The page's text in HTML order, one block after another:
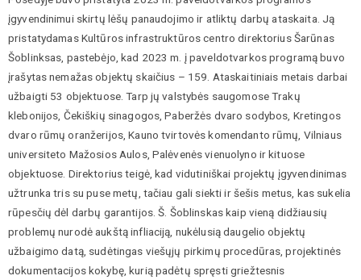
įgyvendinimui skirtų lėšų panaudojimo ir atliktų darbų ataskaita. Ją
pristatydamas Kultūros infrastruktūros centro direktorius Šarūnas
Šoblinksas, pastebėjo, kad 2023 m. į paveldotvarkos programą buvo
įrašytas nemažas objektų skaičius – 159. Ataskaitiniais metais darbai
užbaigti 53 objektuose. Tarp jų valstybės saugomose Trakų
klebonijos, Čekiškių sinagogos, Paberžės dvaro sodybos, Kretingos
dvaro rūmų oranžerijos, Kauno tvirtovės komendanto rūmų, Vilniaus
universiteto Mažosios Aulos, Palėvenės vienuolyno ir kituose
objektuose. Direktorius teigė, kad vidutiniškai projektų įgyvendinimas
užtrunka tris su puse metų, tačiau gali siekti ir šešis metus, kas sukelia
rūpesčių dėl darbų garantijos. Š. Šoblinskas kaip vieną didžiausių
problemų nurodė aukštą infliaciją, nukėlusią daugelio objektų
užbaigimo datą, sudėtingas viešųjų pirkimų procedūras, projektinės
dokumentacijos kokybę, kurią padėtų spręsti griežtesnis